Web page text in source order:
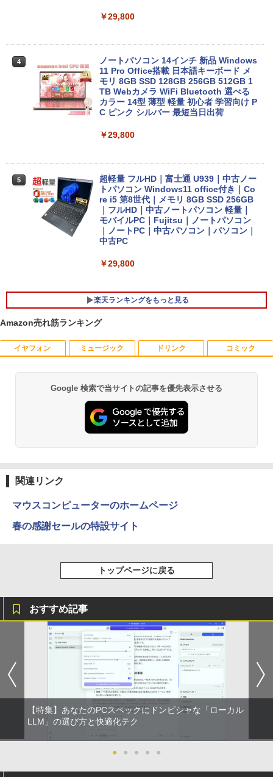
￥29,800
4
ノートパソコン 14インチ 新品 Windows
11 Pro Office搭載 日本語キーボード メ
モリ 8GB SSD 128GB 256GB 512GB 1
TB Webカメラ WiFi Bluetooth 選べる
カラー 14型 薄型 軽量 初心者 学習向け P
C ピンク シルバー 最短当日出荷
￥29,800
5
超軽量 フルHD｜富士通 U939｜中古ノー
トパソコン Windows11 office付き｜Co
re i5 第8世代｜メモリ 8GB SSD 256GB
｜フルHD｜中古ノートパソコン 軽量｜
モバイルPC｜Fujitsu｜ノートパソコン
｜ノートPC｜中古パソコン｜パソコン｜
中古PC
￥29,800
楽天ランキングをもっと見る
1
PHILIPS/フィリップス 241V8/11 / 23.8型
ケーブル標準添付【中古/送料無料】※沖
縄、離島を除く
￥5,500
モバイルモニター 15.6インチ InnoView
モバイルディスプレイ 自立型 1920*1080
FHD ポータブルモニター IPS液晶パネル
類】タッチ/ケース付き/4Kタイプ
￥8,980
11.6インモバイルモニターIPS小型ディス
プレイ 1366x768 防眩光 薄型 軽量USB
Type-C HDMIサブモニター スピーカー内
蔵Rasp PI5 /PC/Macなど対応ポータブル
￥9,280
1 なぜ、あの人のがんは消えたのか？
3
機動警察パトレイバーシバシゲオ×ぴあ
4
全国高校野球選手権神奈川大会 [ 神奈川
新聞社 ]
￥2,200
魔女と傭兵（9） 【電子書籍】[ 宮木真人
]
￥792
Amazon売れ筋ランキング
イヤフォン
Anker Soundcore P40i ブラック
￥7,990
￥14,990
【2026年アップグレード版】AOKIMI ワイヤ
レスイヤホン bluetooth イヤホン V12 小型
軽量 ブルートゥースHi-Fi 最大36時間再生 ぶ
るーとゅーす コードレス ENCノイズキャン
セリング 自動ペアリング Type-C充電 マイク
付き 防水 タッチ式音量調整 スポーツ/通勤/通
学/WEB会議(ホワイト)
￥1,964
Xiaomi シャオミ REDMI Buds 8 Lite ワイヤ
レスイヤホン Bluetooth 5.4 ノイズキャンセ
ミュージック
BRUCE WAYNE feat. Flo Milli, ATL Jacob
[Explicit]
￥250
￥250
￥250
On My Road (Stadium ver.)
￥250
BUGS LIFE
￥250
ドリンク
【Amazon.co.jp限定】 い・ろ・は・す 2L P
ET ラベルレス ×8本
￥1,112
ットル (Smart Basic)
￥1,380
￥1,117
by Amazon 炭酸水 ラベルレス 500ml ×24本
強炭酸水 ペットボトル 500ミリリットル (Sm
art Basic)
￥1,625
コカ・コーラ やかんの麦茶 from 爽健美茶 ラ
ベルレス 650mlPET×24本
コミック
薬屋のひとりごと 17巻 (デジタル版ビッグガ
ンガンコミックス)
￥770
￥832
￥594
HUNTER×HUNTER モノクロ版 39 (ジャンプ
コミックスDIGITAL)
￥572
スーパーの裏でヤニ吸うふたり 9巻 (デジタル
版ビッグガンガンコミックス)
￥810
Google 検索で当サイトの記事を優先表示させる
関連リンク
マウスコンピューターのホームページ
春の感謝セールの特設サイト
トップページに戻る
おすすめ記事
【特集】あなたのPCスペックにドンピシャな「ローカル
LLM」の選び方と快適化テク
● ● ● ● ●